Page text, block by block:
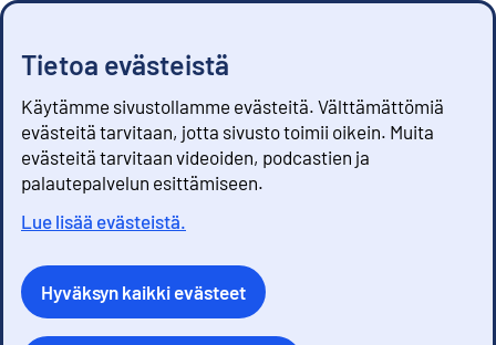
Tietoa evästeistä
Käytämme sivustollamme evästeitä. Välttämättömiä
evästeitä tarvitaan, jotta sivusto toimii oikein. Muita
evästeitä tarvitaan videoiden, podcastien ja
palautepalvelun esittämiseen.
Lue lisää evästeistä.
Hyväksyn kaikki evästeet